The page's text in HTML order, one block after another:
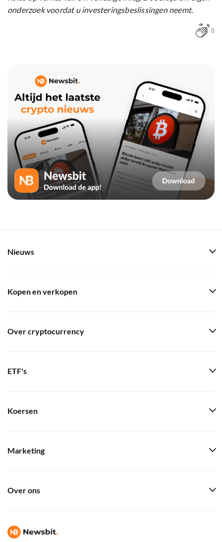
onderzoek voordat u investeringsbeslissingen neemt.
0
Nieuws
Kopen en verkopen
Over cryptocurrency
ETF's
Koersen
Marketing
Over ons